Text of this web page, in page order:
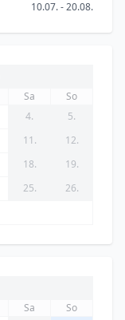
10.07. - 20.08.
Sa
So
4.
5.
11.
12.
18.
19.
25.
26.
Sa
So